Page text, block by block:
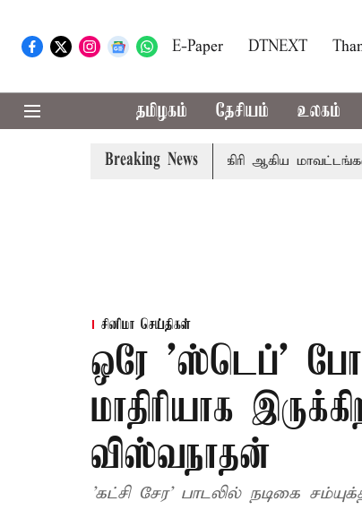
E-Paper DTNEXT
தமிழகம் தேசியம் உலகம்
Breaking News
கோவை, தேனி,நீலகிரி ஆகிய மாவட்டங்களுக்கு
சினிமா செய்திகள்
ஒரே 'ஸ்டெப்'
மாதிரியாக
விஸ்வநாதன்
'கட்சி சேர' பாடலில் நடிகை